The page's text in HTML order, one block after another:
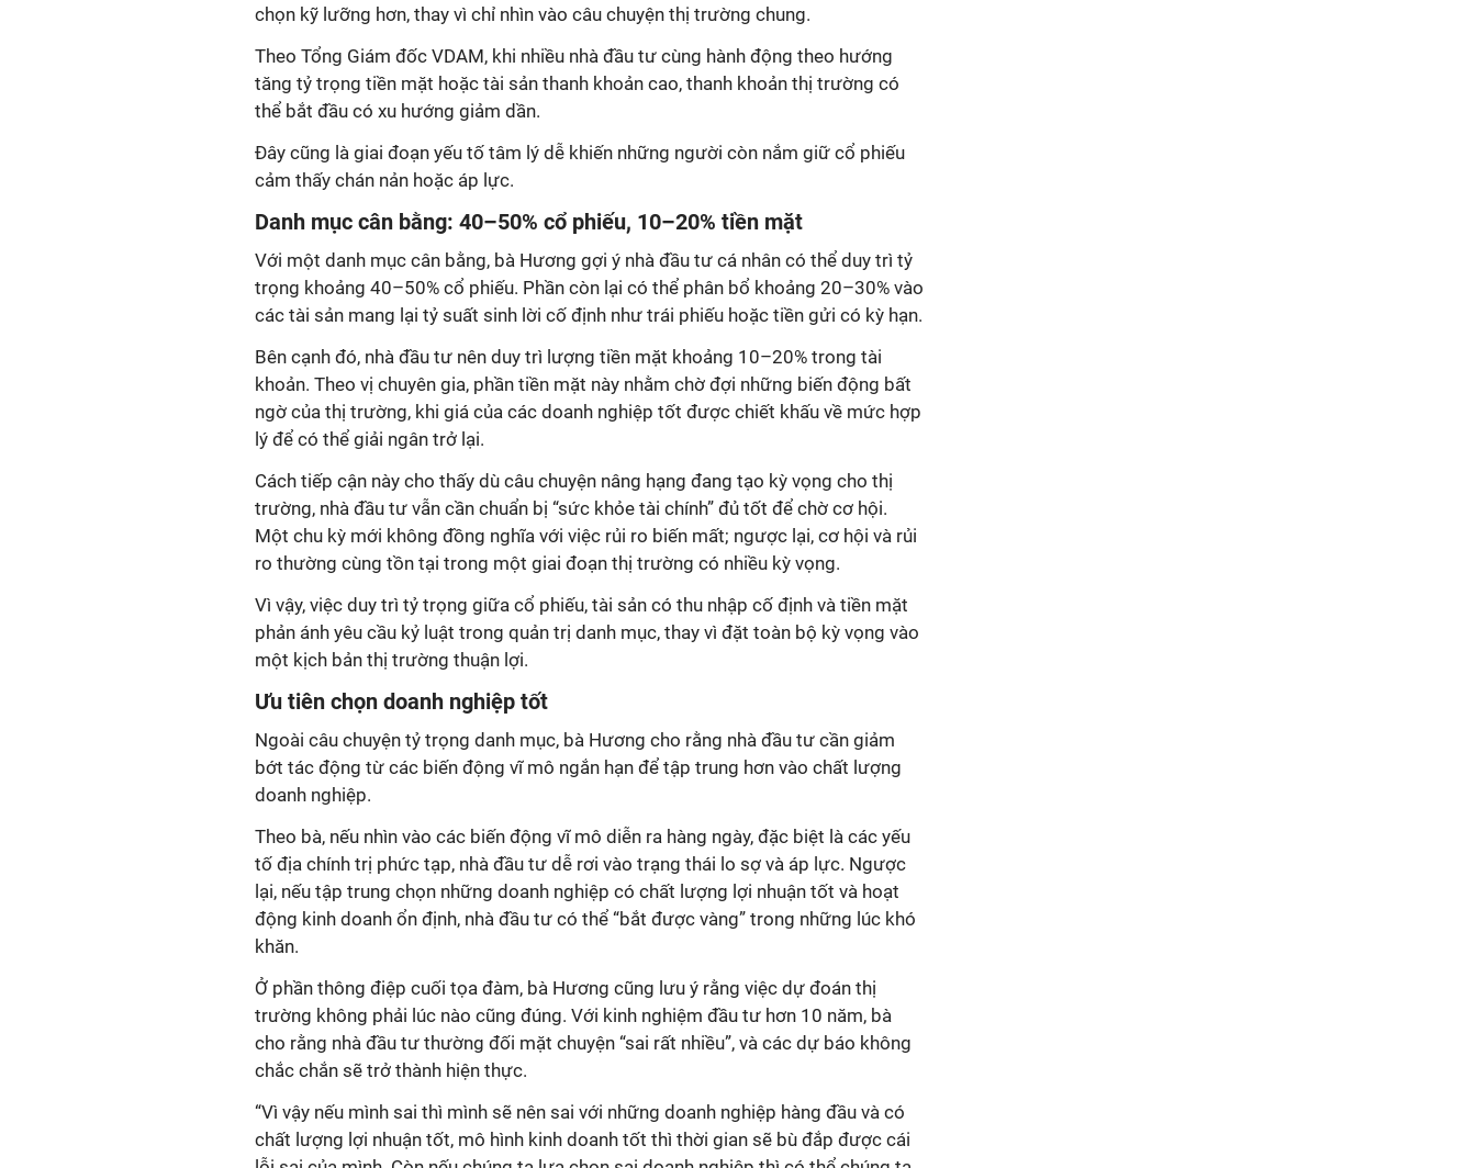
chọn kỹ lưỡng hơn, thay vì chỉ nhìn vào câu chuyện thị trường chung.
Theo Tổng Giám đốc VDAM, khi nhiều nhà đầu tư cùng hành động theo hướng
tăng tỷ trọng tiền mặt hoặc tài sản thanh khoản cao, thanh khoản thị trường có
thể bắt đầu có xu hướng giảm dần.
Đây cũng là giai đoạn yếu tố tâm lý dễ khiến những người còn nắm giữ cổ phiếu
cảm thấy chán nản hoặc áp lực.
Danh mục cân bằng: 40–50% cổ phiếu, 10–20% tiền mặt
Với một danh mục cân bằng, bà Hương gợi ý nhà đầu tư cá nhân có thể duy trì tỷ
trọng khoảng 40–50% cổ phiếu. Phần còn lại có thể phân bổ khoảng 20–30% vào
các tài sản mang lại tỷ suất sinh lời cố định như trái phiếu hoặc tiền gửi có kỳ hạn.
Bên cạnh đó, nhà đầu tư nên duy trì lượng tiền mặt khoảng 10–20% trong tài
khoản. Theo vị chuyên gia, phần tiền mặt này nhằm chờ đợi những biến động bất
ngờ của thị trường, khi giá của các doanh nghiệp tốt được chiết khấu về mức hợp
lý để có thể giải ngân trở lại.
Cách tiếp cận này cho thấy dù câu chuyện nâng hạng đang tạo kỳ vọng cho thị
trường, nhà đầu tư vẫn cần chuẩn bị “sức khỏe tài chính” đủ tốt để chờ cơ hội.
Một chu kỳ mới không đồng nghĩa với việc rủi ro biến mất; ngược lại, cơ hội và rủi
ro thường cùng tồn tại trong một giai đoạn thị trường có nhiều kỳ vọng.
Vì vậy, việc duy trì tỷ trọng giữa cổ phiếu, tài sản có thu nhập cố định và tiền mặt
phản ánh yêu cầu kỷ luật trong quản trị danh mục, thay vì đặt toàn bộ kỳ vọng vào
một kịch bản thị trường thuận lợi.
Ưu tiên chọn doanh nghiệp tốt
Ngoài câu chuyện tỷ trọng danh mục, bà Hương cho rằng nhà đầu tư cần giảm
bớt tác động từ các biến động vĩ mô ngắn hạn để tập trung hơn vào chất lượng
doanh nghiệp.
Theo bà, nếu nhìn vào các biến động vĩ mô diễn ra hàng ngày, đặc biệt là các yếu
tố địa chính trị phức tạp, nhà đầu tư dễ rơi vào trạng thái lo sợ và áp lực. Ngược
lại, nếu tập trung chọn những doanh nghiệp có chất lượng lợi nhuận tốt và hoạt
động kinh doanh ổn định, nhà đầu tư có thể “bắt được vàng” trong những lúc khó
khăn.
Ở phần thông điệp cuối tọa đàm, bà Hương cũng lưu ý rằng việc dự đoán thị
trường không phải lúc nào cũng đúng. Với kinh nghiệm đầu tư hơn 10 năm, bà
cho rằng nhà đầu tư thường đối mặt chuyện “sai rất nhiều”, và các dự báo không
chắc chắn sẽ trở thành hiện thực.
“Vì vậy nếu mình sai thì mình sẽ nên sai với những doanh nghiệp hàng đầu và có
chất lượng lợi nhuận tốt, mô hình kinh doanh tốt thì thời gian sẽ bù đắp được cái